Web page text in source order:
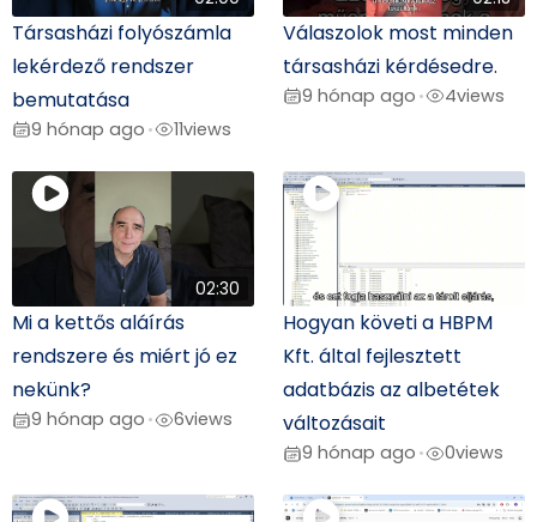
Társasházi folyószámla
lekérdező rendszer
bemutatása
9 hónap ago • 11views
Válaszolok most minden
társasházi kérdésedre.
9 hónap ago • 4views
02:30
Mi a kettős aláírás
rendszere és miért jó ez
nekünk?
9 hónap ago • 6views
Hogyan követi a HBPM
Kft. által fejlesztett
adatbázis az albetétek
változásait
9 hónap ago • 0views